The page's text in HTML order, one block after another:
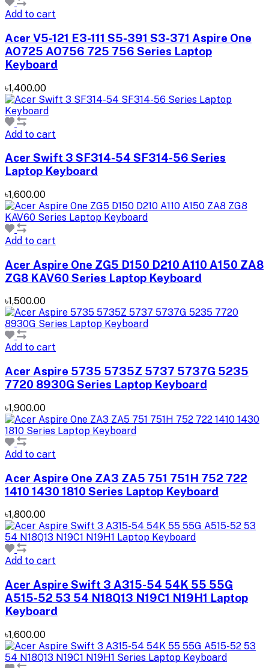
Add to cart
Acer V5-121 E3-111 S5-391 S3-371 Aspire One
AO725 AO756 725 756 Series Laptop
Keyboard
৳1,400.00
Add to cart
Acer Swift 3 SF314-54 SF314-56 Series
Laptop Keyboard
৳1,600.00
Add to cart
Acer Aspire One ZG5 D150 D210 A110 A150 ZA8
ZG8 KAV60 Series Laptop Keyboard
৳1,500.00
Add to cart
Acer Aspire 5735 5735Z 5737 5737G 5235
7720 8930G Series Laptop Keyboard
৳1,900.00
Add to cart
Acer Aspire One ZA3 ZA5 751 751H 752 722
1410 1430 1810 Series Laptop Keyboard
৳1,800.00
Add to cart
Acer Aspire Swift 3 A315-54 54K 55 55G
A515-52 53 54 N18Q13 N19C1 N19H1 Laptop
Keyboard
৳1,600.00